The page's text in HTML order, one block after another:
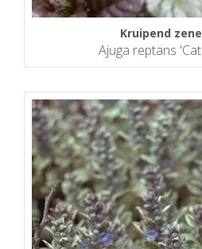
Kruipend
Ajuga reptans